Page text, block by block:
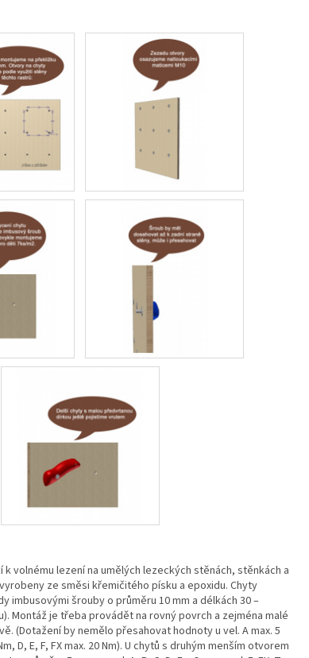
volnému lezení na umělých lezeckých stěnách, stěnkách a
ze směsi křemičitého písku a epoxidu. Chyty
imbusovými šrouby o průměru 10 mm a délkách 30 –
Montáž je třeba provádět na rovný povrch a zejména malé
(Dotažení by nemělo přesahovat hodnoty u vel. A max. 5
D, E, F, FX max. 20 Nm). U chytů s druhým menším otvorem